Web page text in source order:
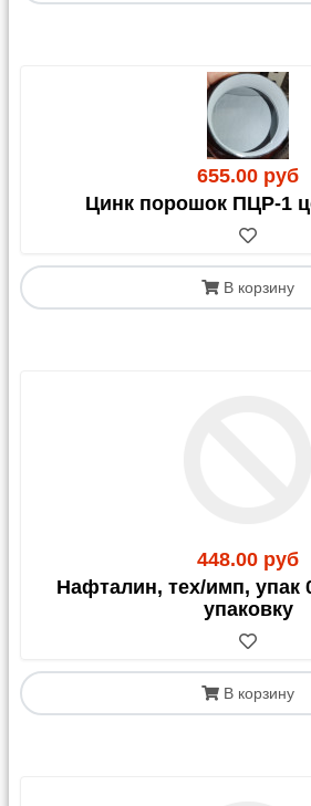
655.00 руб
Цинк порошок ПЦР-1
В корзину
448.00 руб
Нафталин, тех/имп, упак
упаковку
В корзину